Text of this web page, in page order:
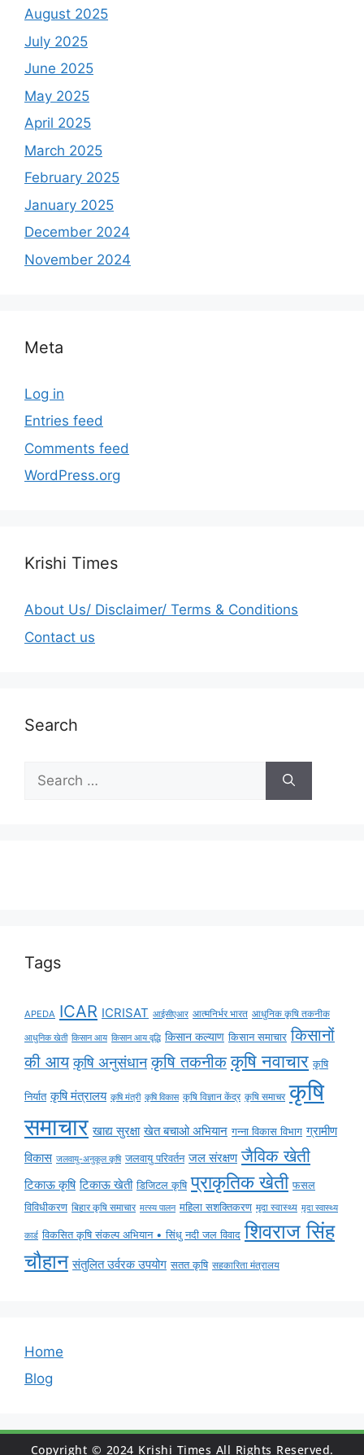
August 2025
July 2025
June 2025
May 2025
April 2025
March 2025
February 2025
January 2025
December 2024
November 2024
Meta
Log in
Entries feed
Comments feed
WordPress.org
Krishi Times
About Us/ Disclaimer/ Terms & Conditions
Contact us
Search
Tags
APEDA ICAR ICRISAT आईसीएआर आत्मनिर्भर भारत आधुनिक कृषि तकनीक
आधुनिक खेती किसान आय किसान आय वृद्धि किसान कल्याण किसान समाचार किसानों
की आय कृषि अनुसंधान कृषि तकनीक कृषि नवाचार कृषि
निर्यात कृषि मंत्रालय कृषि मंत्री कृषि विकास कृषि विज्ञान केंद्र कृषि समाचर कृषि
समाचार खाद्य सुरक्षा खेत बचाओ अभियान गन्ना विकास विभाग ग्रामीण
विकास जलवायु-अनुकूल कृषि जलवायु परिवर्तन जल संरक्षण जैविक खेती
टिकाऊ कृषि टिकाऊ खेती डिजिटल कृषि प्राकृतिक खेती फसल
विविधीकरण बिहार कृषि समाचार मत्स्य पालन महिला सशक्तिकरण मृदा स्वास्थ्य मृदा स्वास्थ्य
कार्ड विकसित कृषि संकल्प अभियान • सिंधु नदी जल विवाद शिवराज सिंह
चौहान संतुलित उर्वरक उपयोग सतत कृषि सहकारिता मंत्रालय
Home
Blog
Copyright © 2024 Krishi Times All Rights Reserved.